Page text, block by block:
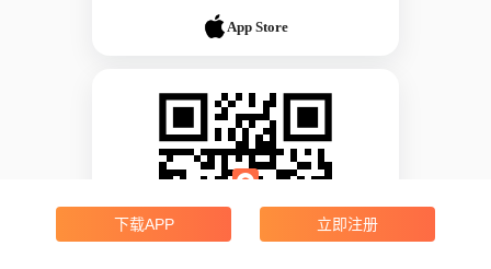
App Store
下载APP 立即注册